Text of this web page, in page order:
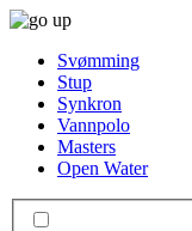
Svømming
Stup
Synkron
Vannpolo
Masters
Open Water